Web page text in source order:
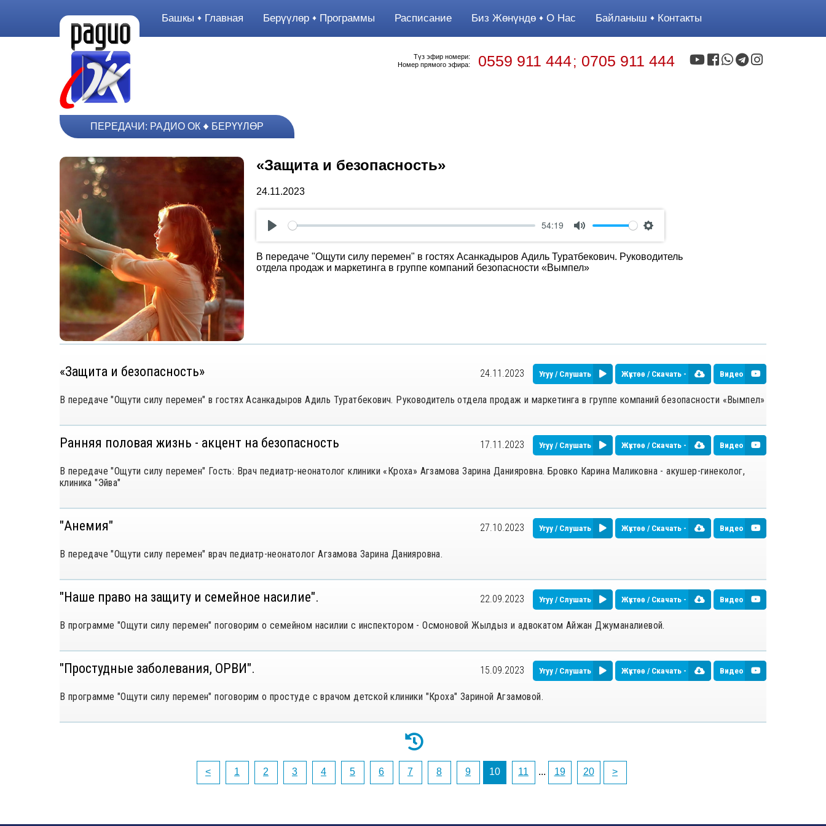
Башкы Главная Берүүлөр Программы Расписание Биз Жөнүндө О Нас Байланыш Контакты
Түз эфир номери:
Номер прямого эфира:
0559 911 444; 0705 911 444
ПЕРЕДАЧИ: РАДИО ОК БЕРҮҮЛӨР
«Защита и безопасность»
24.11.2023
Play
54:19
Mute Settings
В передаче "Ощути силу перемен" в гостях Асанкадыров Адиль Туратбекович. Руководитель
отдела продаж и маркетинга в группе компаний безопасности «Вымпел»
«Защита и безопасность» 24.11.2023 Угуу / Слушать Жүктөө / Скачать - Видео
В передаче "Ощути силу перемен" в гостях Асанкадыров Адиль Туратбекович. Руководитель отдела продаж и маркетинга в группе компаний безопасности «Вымпел»
Ранняя половая жизнь - акцент на безопасность 17.11.2023 Угуу / Слушать Жүктөө / Скачать - Видео
В передаче "Ощути силу перемен" Гость: Врач педиатр-неонатолог клиники «Кроха» Агзамова Зарина Данияровна. Бровко Карина Маликовна - акушер-гинеколог,
клиника "Эйва"
"Анемия" 27.10.2023 Угуу / Слушать Жүктөө / Скачать - Видео
В передаче "Ощути силу перемен" врач педиатр-неонатолог Агзамова Зарина Данияровна.
"Наше право на защиту и семейное насилие". 22.09.2023 Угуу / Слушать Жүктөө / Скачать - Видео
В программе "Ощути силу перемен" поговорим о семейном насилии с инспектором - Осмоновой Жылдыз и адвокатом Айжан Джуманалиевой.
"Простудные заболевания, ОРВИ". 15.09.2023 Угуу / Слушать Жүктөө / Скачать - Видео
В программе "Ощути силу перемен" поговорим о простуде с врачом детской клиники "Кроха" Зариной Агзамовой.
< 1 2 3 4 5 6 7 8 9 10 11 ... 19 20 >